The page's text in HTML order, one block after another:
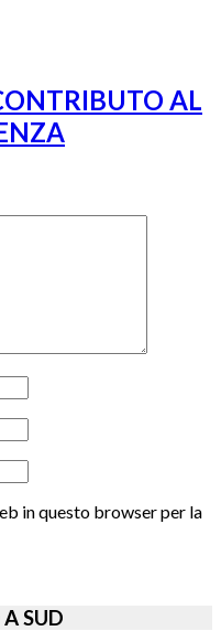
AL
in questo browser per la
SUD